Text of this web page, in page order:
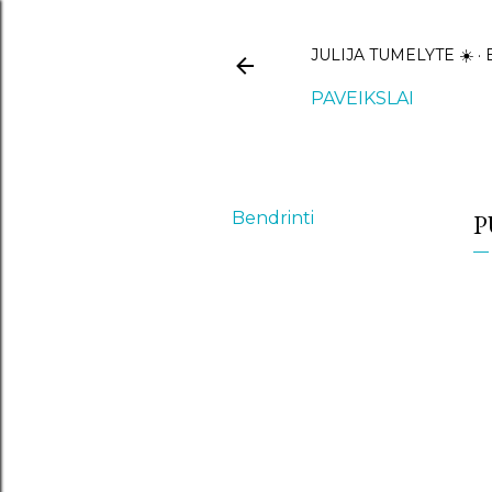
JULIJA TUMELYTE ☀️
PAVEIKSLAI
Bendrinti